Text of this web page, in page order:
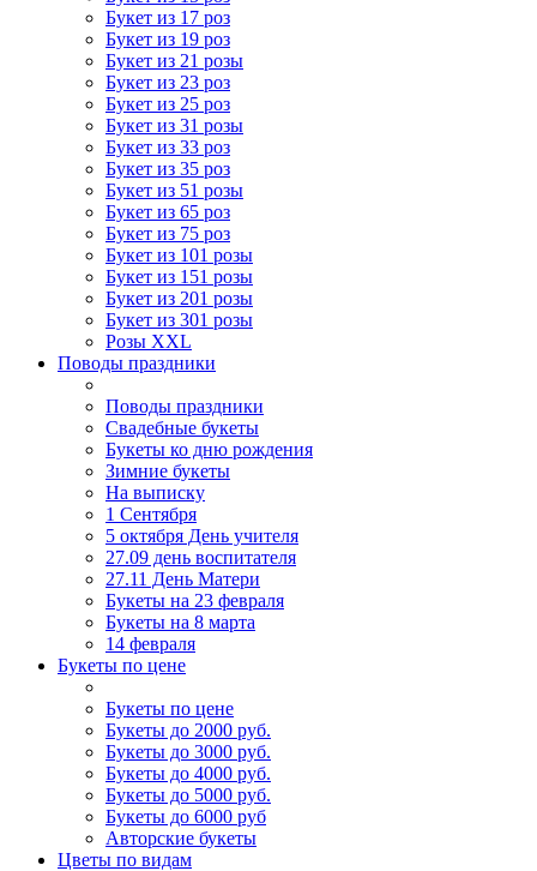
Букет из 17 роз
Букет из 19 роз
Букет из 21 розы
Букет из 23 роз
Букет из 25 роз
Букет из 31 розы
Букет из 33 роз
Букет из 35 роз
Букет из 51 розы
Букет из 65 роз
Букет из 75 роз
Букет из 101 розы
Букет из 151 розы
Букет из 201 розы
Букет из 301 розы
Розы XXL
Поводы праздники
Поводы праздники
Свадебные букеты
Букеты ко дню рождения
Зимние букеты
На выписку
1 Сентября
5 октября День учителя
27.09 день воспитателя
27.11 День Матери
Букеты на 23 февраля
Букеты на 8 марта
14 февраля
Букеты по цене
Букеты по цене
Букеты до 2000 руб.
Букеты до 3000 руб.
Букеты до 4000 руб.
Букеты до 5000 руб.
Букеты до 6000 руб
Авторские букеты
Цветы по видам